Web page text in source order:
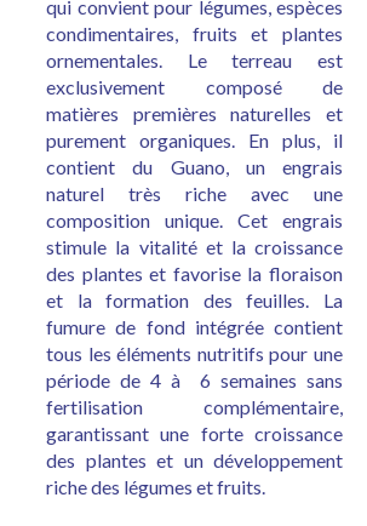
qui convient pour légumes, espèces
condimentaires, fruits et plantes
ornementales. Le terreau est
exclusivement composé de
matières premières naturelles et
purement organiques. En plus, il
contient du Guano, un engrais
naturel très riche avec une
composition unique. Cet engrais
stimule la vitalité et la croissance
des plantes et favorise la floraison
et la formation des feuilles. La
fumure de fond intégrée contient
tous les éléments nutritifs pour une
période de 4 à 6 semaines sans
fertilisation complémentaire,
garantissant une forte croissance
des plantes et un développement
riche des légumes et fruits.